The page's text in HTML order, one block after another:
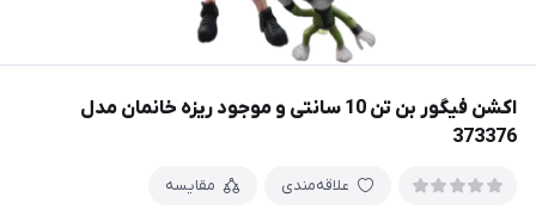
اکشن فیگور بن تن 10 سانتی و موجود ریزه خانمان مدل
373376
علاقه‌مندی مقایسه